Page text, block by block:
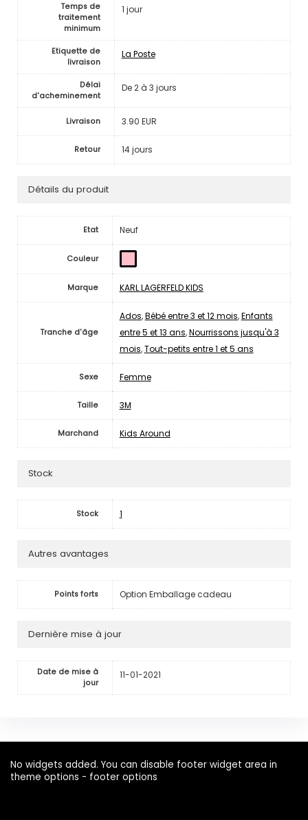
Temps de
traitement
minimum
1 jour
Etiquette de
livraison
La Poste
Délai
d'acheminement
De 2 à 3 jours
Livraison 3.90 EUR
Retour 14 jours
Détails du produit
Etat Neuf
Couleur
Marque KARL LAGERFELD KIDS
Tranche d'âge
Ados,Bébé entre 3 et 12 mois,Enfants
entre 5 et 13 ans,Nourrissons jusqu'à 3
mois,Tout-petits entre 1 et 5 ans
Sexe Femme
Taille 3M
Marchand Kids Around
Stock
Stock 1
Autres avantages
Points forts Option Emballage cadeau
Dernière mise à jour
Date de mise à
jour
11-01-2021
No widgets added. You can disable footer widget area in
theme options - footer options